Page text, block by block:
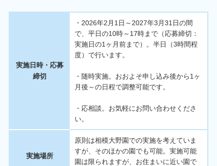
実施日時・応募
締切
・2026年2月1日～2027年3月31日の間
で、平日の10時～17時まで（応募締切：
実施日の1ヶ月前まで）。半日（3時間程
度）で行います。
・随時実施。おおよそ申し込み後から1ヶ
月後～の日程で調整可能です。
・応相談。お気軽にお問い合わせくださ
い。
実施場所
原則は相模大野園での実施を考えていま
すが、そのほかの園でも可能。実施可能
園は限られますが、お住まいに近い園で